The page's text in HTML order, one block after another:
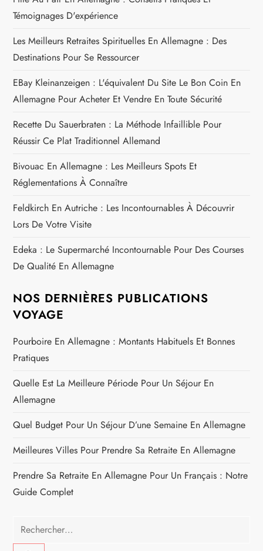
l
e
Témoignages D'expérience
Les Meilleurs Retraites Spirituelles En Allemagne : Des
Destinations Pour Se Ressourcer
EBay Kleinanzeigen : L'équivalent Du Site Le Bon Coin En
Allemagne Pour Acheter Et Vendre En Toute Sécurité
Recette Du Sauerbraten : La Méthode Infaillible Pour
Réussir Ce Plat Traditionnel Allemand
Bivouac En Allemagne : Les Meilleurs Spots Et
Réglementations À Connaître
Feldkirch En Autriche : Les Incontournables À Découvrir
Lors De Votre Visite
Edeka : Le Supermarché Incontournable Pour Des Courses
De Qualité En Allemagne
NOS DERNIÈRES PUBLICATIONS
VOYAGE
Pourboire En Allemagne : Montants Habituels Et Bonnes
Pratiques
Quelle Est La Meilleure Période Pour Un Séjour En
Allemagne
Quel Budget Pour Un Séjour D’une Semaine En Allemagne
Meilleures Villes Pour Prendre Sa Retraite En Allemagne
Prendre Sa Retraite En Allemagne Pour Un Français : Notre
Guide Complet
Rechercher :